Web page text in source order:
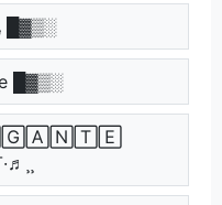
█▓▒░
█▓▒░
🄶🄸🄶🄰🄽🅃🄴